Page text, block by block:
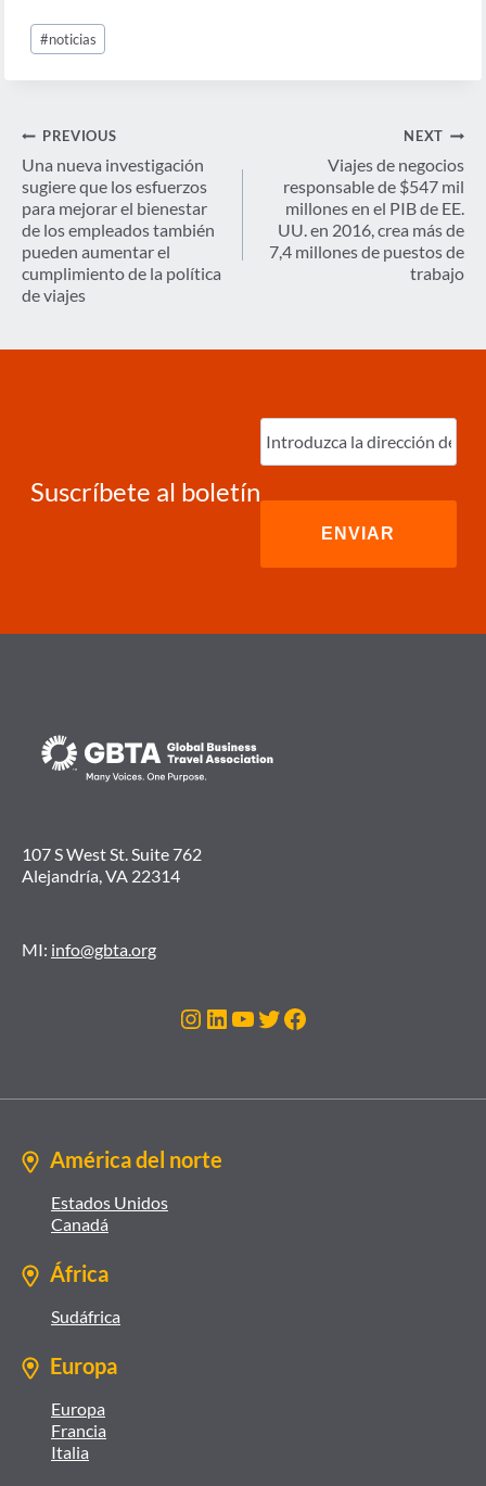
Post
Tags:
#noticias
Navegación
de
entradas
PREVIOUS
Una nueva investigación
sugiere que los esfuerzos
para mejorar el bienestar
de los empleados también
pueden aumentar el
cumplimiento de la política
de viajes
NEXT
Viajes de negocios
responsable de $547 mil
millones en el PIB de EE.
UU. en 2016, crea más de
7,4 millones de puestos de
trabajo
Suscríbete al boletín
Ingrese
correo
electrónico
107 S West St. Suite 762
Alejandría, VA 22314
MI: info@gbta.org
Instagram
LinkedIn
YouTube
Twitter
Facebook
América del norte
Estados Unidos
Canadá
África
Sudáfrica
Europa
Europa
Francia
Italia